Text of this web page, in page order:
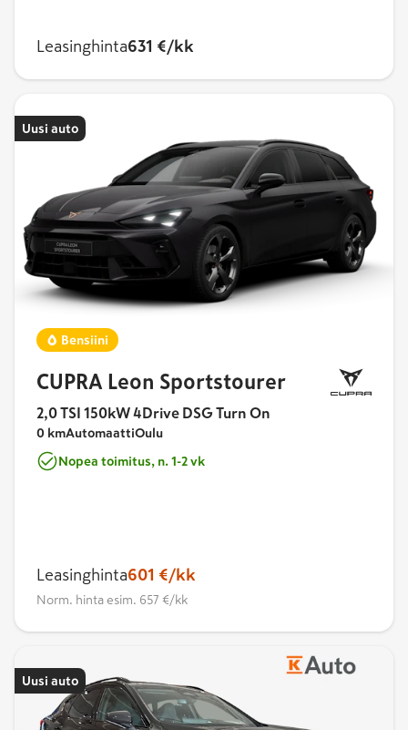
Leasinghinta631 €/kk
Uusi auto
Bensiini
CUPRA Leon Sportstourer
2,0 TSI 150kW 4Drive DSG Turn On
0 kmAutomaattiOulu
Nopea toimitus, n. 1-2 vk
Leasinghinta601 €/kk
Norm. hinta esim. 657 €/kk
Uusi auto